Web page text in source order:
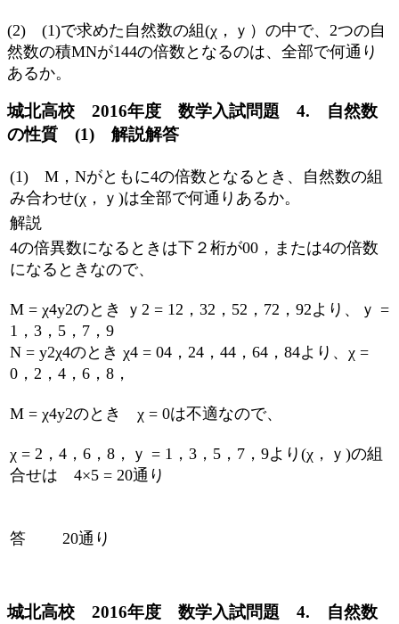
(2) (1)で求めた自然数の組(χ，ｙ）の中で、2つの自
然数の積MNが144の倍数となるのは、全部で何通り
あるか。
城北高校 2016年度 数学入試問題 4. 自然数
の性質 (1) 解説解答
(1) M，Nがともに4の倍数となるとき、自然数の組
み合わせ(χ，ｙ)は全部で何通りあるか。
解説
4の倍異数になるときは下２桁が00，または4の倍数
になるときなので、
M = χ4y2のとき ｙ2 = 12，32，52，72，92より、ｙ =
1，3，5，7，9
N = y2χ4のとき χ4 = 04，24，44，64，84より、χ =
0，2，4，6，8，
M = χ4y2のとき χ = 0は不適なので、
χ = 2，4，6，8，ｙ = 1，3，5，7，9より(χ，ｙ)の組
合せは 4×5 = 20通り
答 20通り
城北高校 2016年度 数学入試問題 4. 自然数